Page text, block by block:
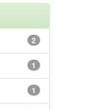
2
1
1